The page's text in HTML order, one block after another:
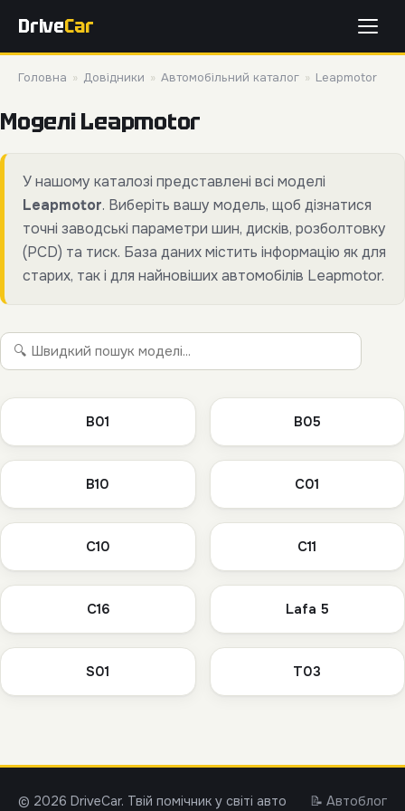
DriveCar
Головна » Довідники » Автомобільний каталог » Leapmotor
Моделі Leapmotor
У нашому каталозі представлені всі моделі
Leapmotor. Виберіть вашу модель, щоб дізнатися
точні заводські параметри шин, дисків, розболтовку
(PCD) та тиск. База даних містить інформацію як для
старих, так і для найновіших автомобілів Leapmotor.
B01 B05
B10 C01
C10 C11
C16 Lafa 5
S01 T03
© 2026 DriveCar. Твій помічник у світі авто 📝 Автоблог